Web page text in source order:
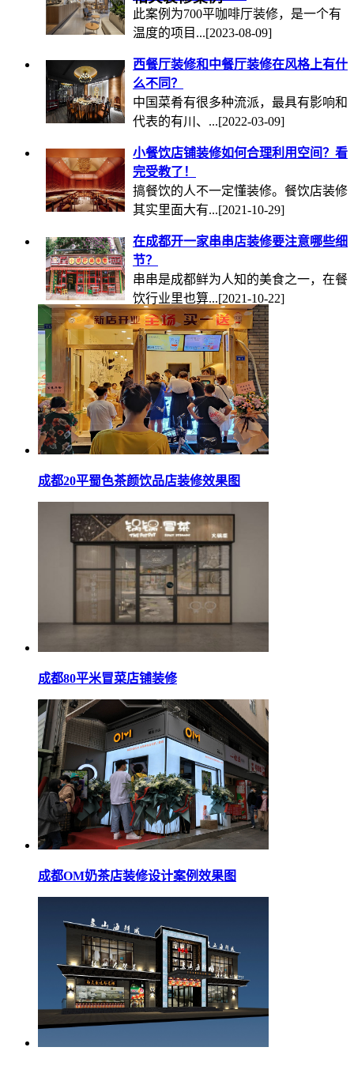
此案例为700平咖啡厅装修，是一个有
温度的项目...[2023-08-09]
西餐厅装修和中餐厅装修在风格上有什
么不同？
中国菜肴有很多种流派，最具有影响和
代表的有川、...[2022-03-09]
小餐饮店铺装修如何合理利用空间？看
完受教了！
搞餐饮的人不一定懂装修。餐饮店装修
其实里面大有...[2021-10-29]
在成都开一家串串店装修要注意哪些细
节？
串串是成都鲜为人知的美食之一，在餐
饮行业里也算...[2021-10-22]
成都20平蜀色茶颜饮品店装修效果图
成都80平米冒菜店铺装修
成都OM奶茶店装修设计案例效果图